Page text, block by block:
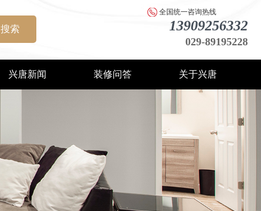
搜索
全国统一咨询热线
13909256332
029-89195228
兴唐新闻 装修问答 关于兴唐